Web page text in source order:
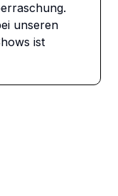
unseren
ist